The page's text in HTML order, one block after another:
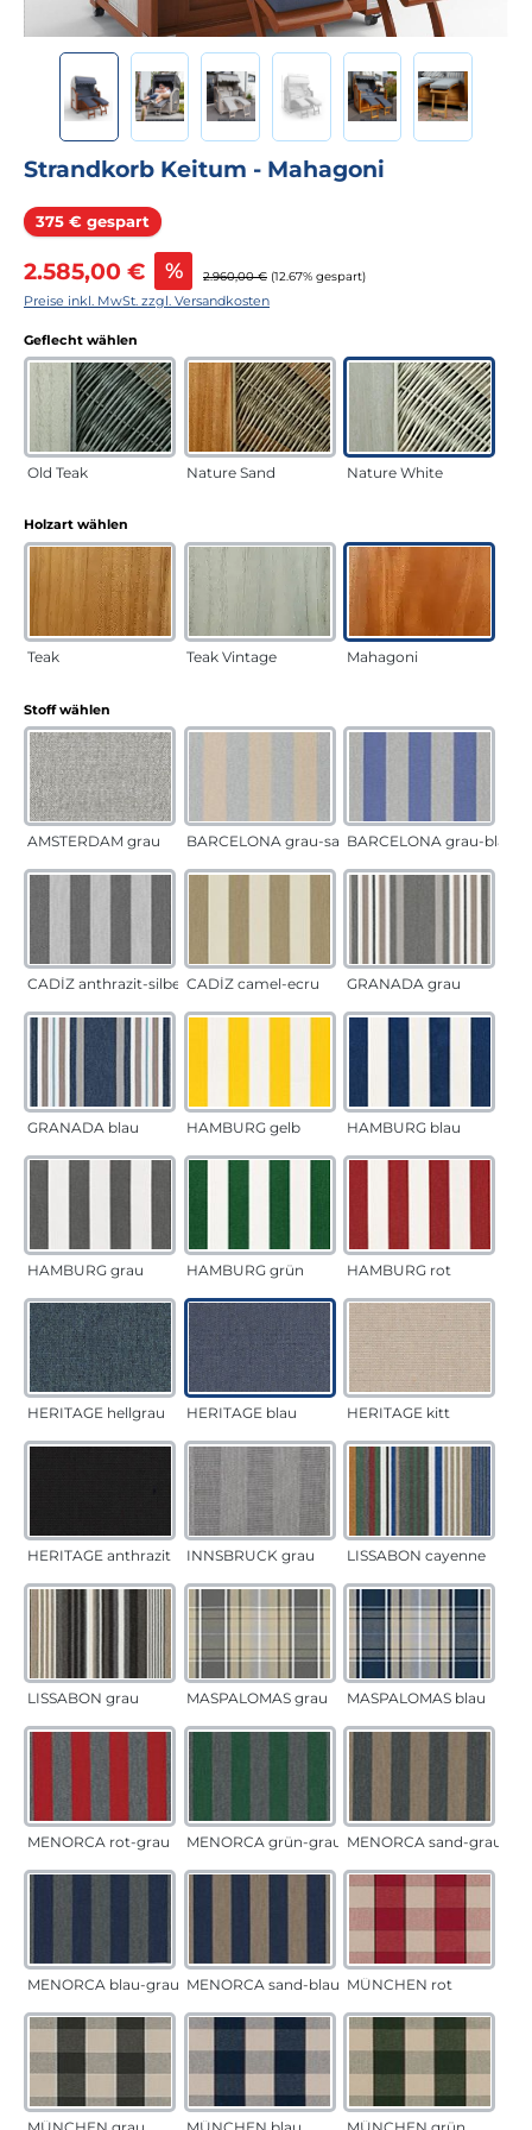
Strandkorb Keitum - Mahagoni
375 € gespart Rabatt
Verkaufspreis:
2.585,00 € % Regulärer Preis:
2.960,00 € (12.67% gespart)
Preise inkl. MwSt. zzgl. Versandkosten
Geflecht wählen
Old Teak Nature Sand Nature White
Holzart wählen
Teak Teak Vintage Mahagoni
Stoff wählen
AMSTERDAM grau BARCELONA grau-sandBARCELONA grau-blau
CADÍZ anthrazit-silber CADÍZ camel-ecru GRANADA grau
GRANADA blau HAMBURG gelb HAMBURG blau
HAMBURG grau HAMBURG grün HAMBURG rot
HERITAGE hellgrau HERITAGE blau HERITAGE kitt
HERITAGE anthrazit INNSBRUCK grau LISSABON cayenne
LISSABON grau MASPALOMAS grau MASPALOMAS blau
MENORCA rot-grau MENORCA grün-grau MENORCA sand-grau
MENORCA blau-grau MENORCA sand-blau MÜNCHEN rot